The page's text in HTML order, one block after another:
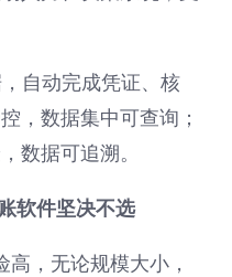
自动完成凭证、核
，数据集中可查询；
数据可追溯。
软件坚决不选
高，无论规模大小，